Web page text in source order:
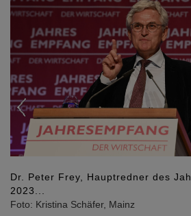
bewältigen, sei „die Kraft der Vielen.“
Previous